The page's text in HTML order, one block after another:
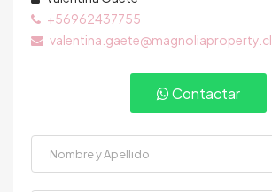
+56962437755
valentina.gaete@magnoliaproperty.cl
Contactar